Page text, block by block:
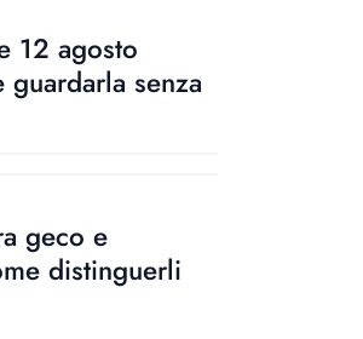
12 agosto
senza
geco e
distinguerli